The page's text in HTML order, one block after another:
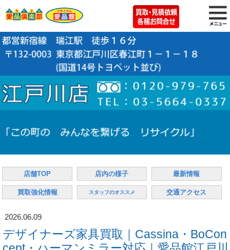
店舗TOP 店内の様子 最新情報
買取強化情報 スタッフのオススメ 交通アクセス
2026.06.09
デザイナーズ家具買取｜Cassina・BoCon